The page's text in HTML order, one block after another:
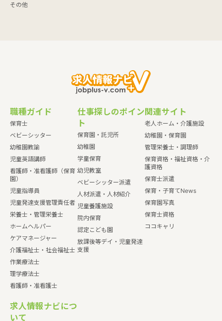
その他
職種ガイド
保育士
ベビーシッター
幼稚園教諭
児童英語講師
看護師・准看護師（保育
園）
児童指導員
児童発達支援管理責任者
栄養士・管理栄養士
ホームヘルパー
ケアマネージャー
介護福祉士・社会福祉士
作業療法士
理学療法士
看護師・准看護士
仕事探しのポイン
ト
保育園・託児所
幼稚園
学童保育
幼児教室
ベビーシッター派遣
人材派遣・人材紹介
児童養護施設
院内保育
認定こども園
放課後等デイ・児童発達
支援
関連サイト
老人ホーム・介護施設
幼稚園・保育園
管理栄養士・調理師
保育資格・福祉資格・介
護資格
保育士派遣
保育・子育てNews
保育園写真
保育士資格
ココキャリ
求人情報ナビにつ
いて